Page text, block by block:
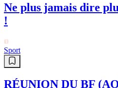
Ne plus jamais dire
!
Sport
RÉUNION DU BF